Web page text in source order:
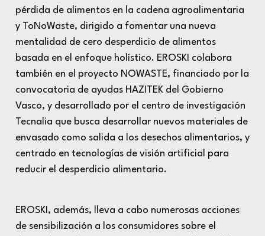
pérdida de alimentos en la cadena agroalimentaria
y ToNoWaste, dirigido a fomentar una nueva
mentalidad de cero desperdicio de alimentos
basada en el enfoque holístico. EROSKI colabora
también en el proyecto NOWASTE, financiado por la
convocatoria de ayudas HAZITEK del Gobierno
Vasco, y desarrollado por el centro de investigación
Tecnalia que busca desarrollar nuevos materiales de
envasado como salida a los desechos alimentarios, y
centrado en tecnologías de visión artificial para
reducir el desperdicio alimentario.
EROSKI, además, lleva a cabo numerosas acciones
de sensibilización a los consumidores sobre el